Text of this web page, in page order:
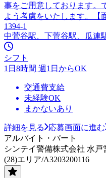
事をご用意しております。
よう考慮をいたします。【
1394-1
中菅谷駅、下菅谷駅、瓜連
シフト
1日8時間 週1日からOK
交通費支給
未経験OK
まかないあり
詳細を見る
応募画面に進む
アルバイト・パート
シンテイ警備株式会社 水
(28)エリア/A3203200116